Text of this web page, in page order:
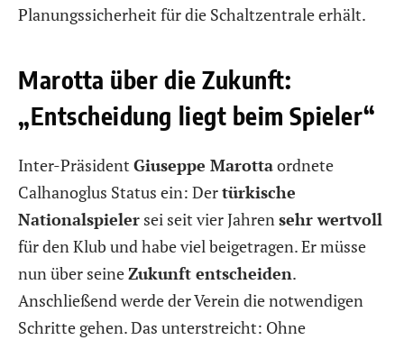
Planungssicherheit für die Schaltzentrale erhält.
Marotta über die Zukunft:
„Entscheidung liegt beim Spieler“
Inter-Präsident Giuseppe Marottaordnete
Calhanoglus Status ein: Dertürkische
Nationalspieler sei seit vier Jahrensehr wertvoll
für den Klub und habe viel beigetragen. Er müsse
nun über seineZukunft entscheiden.
Anschließend werde der Verein die notwendigen
Schritte gehen. Das unterstreicht: Ohne